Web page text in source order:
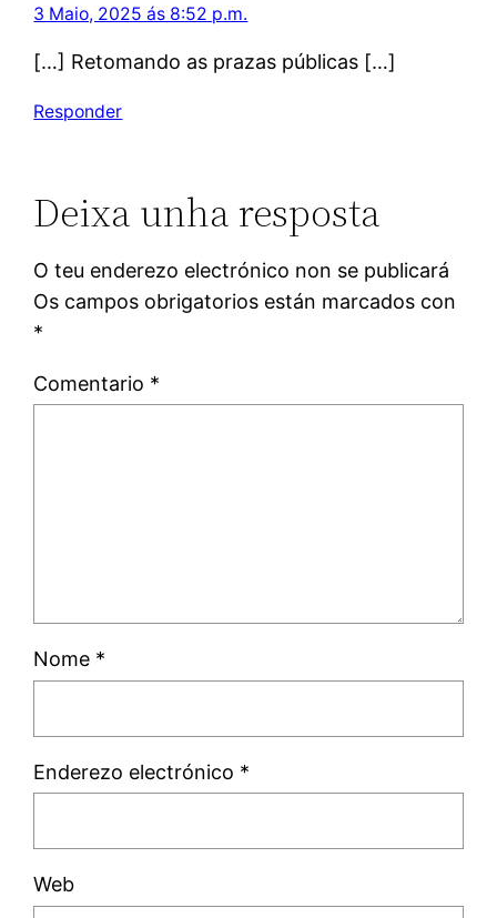
3 Maio, 2025 ás 8:52 p.m.
[…] Retomando as prazas públicas […]
Responder
Deixa unha resposta
O teu enderezo electrónico non se publicará
Os campos obrigatorios están marcados con
*
Comentario *
Nome *
Enderezo electrónico *
Web